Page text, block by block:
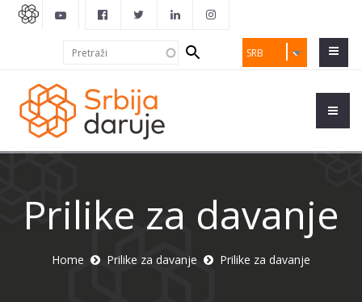
SRB
Search
form
Prilike za davanje
Home Prilike za davanje Prilike za davanje